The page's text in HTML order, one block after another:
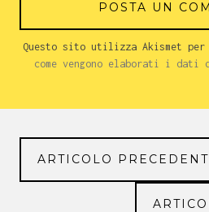
Questo sito utilizza Akismet
come vengono elaborati i dati
ARTICOLO